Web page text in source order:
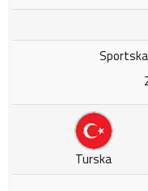
Turska